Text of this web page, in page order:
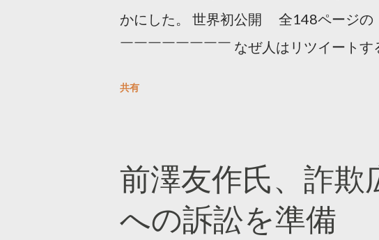
かにした。 世界初公開 全148ページの
￣￣￣￣￣￣￣￣ なぜ人はリツイートす
https://marketing.twitter.com/ja/
共有
前澤友作氏、詐欺
への訴訟を準備